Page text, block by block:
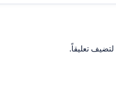
لتضيف تعليقاً.